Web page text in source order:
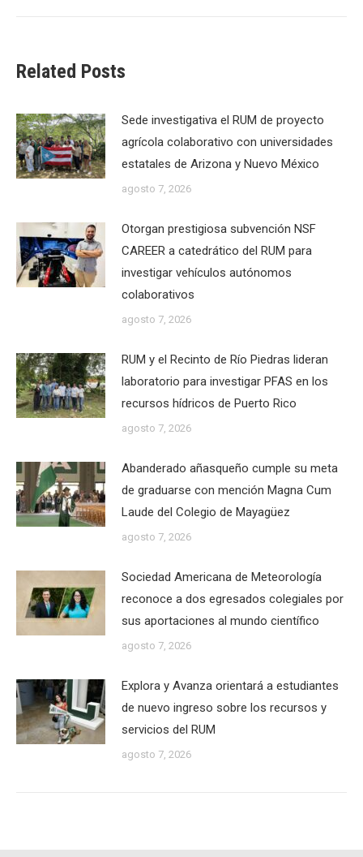
Related Posts
Sede investigativa el RUM de proyecto
agrícola colaborativo con universidades
estatales de Arizona y Nuevo México
agosto 7, 2026
Otorgan prestigiosa subvención NSF
CAREER a catedrático del RUM para
investigar vehículos autónomos
colaborativos
agosto 7, 2026
RUM y el Recinto de Río Piedras lideran
laboratorio para investigar PFAS en los
recursos hídricos de Puerto Rico
agosto 7, 2026
Abanderado añasqueño cumple su meta
de graduarse con mención Magna Cum
Laude del Colegio de Mayagüez
agosto 7, 2026
Sociedad Americana de Meteorología
reconoce a dos egresados colegiales por
sus aportaciones al mundo científico
agosto 7, 2026
Explora y Avanza orientará a estudiantes
de nuevo ingreso sobre los recursos y
servicios del RUM
agosto 7, 2026